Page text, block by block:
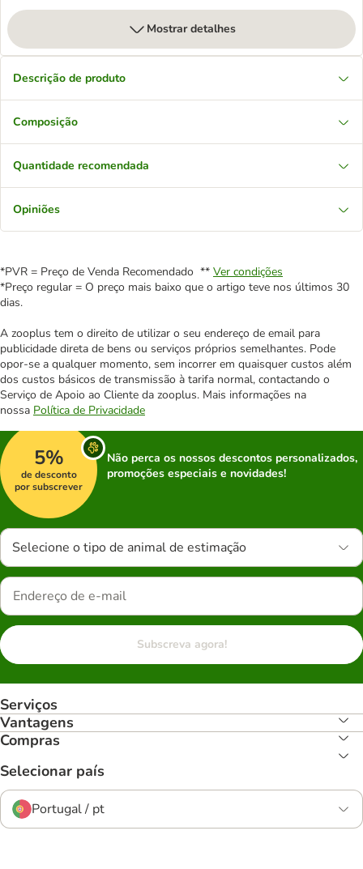
Mostrar detalhes
Descrição de produto
Composição
Quantidade recomendada
Opiniões
*PVR = Preço de Venda Recomendado ** Ver condições
*Preço regular = O preço mais baixo que o artigo teve nos últimos 30
dias.
A zooplus tem o direito de utilizar o seu endereço de email para
publicidade direta de bens ou serviços próprios semelhantes. Pode
opor-se a qualquer momento, sem incorrer em quaisquer custos além
dos custos básicos de transmissão à tarifa normal, contactando o
Serviço de Apoio ao Cliente da zooplus. Mais informações na
nossa Política de Privacidade
5%
de desconto
por subscrever
Não perca os nossos descontos personalizados,
promoções especiais e novidades!
Selecione o tipo de animal de estimação
Subscreva agora!
Serviços
Vantagens
Compras
Selecionar país
Portugal / pt